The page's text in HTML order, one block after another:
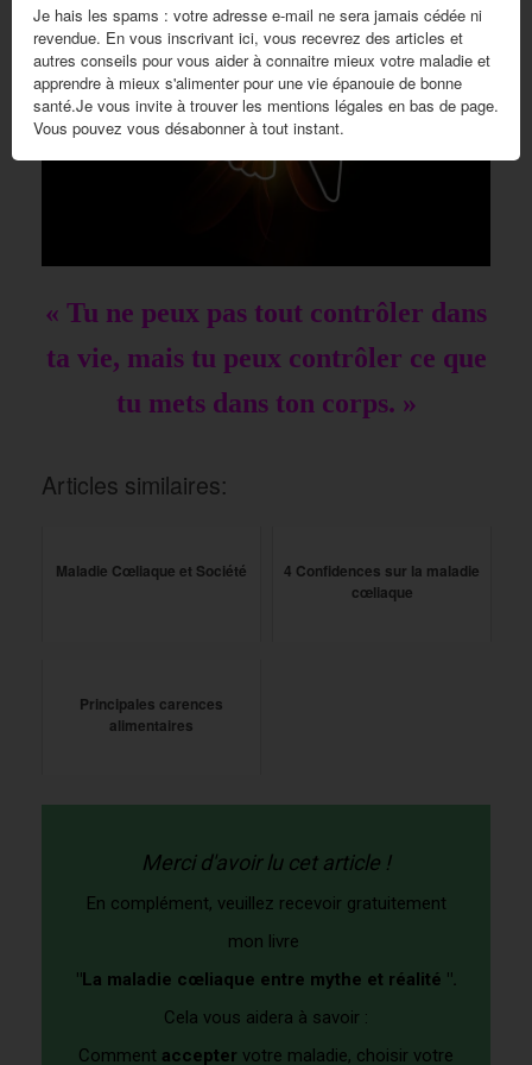
« Tu ne peux pas tout contrôler dans
ta vie, mais tu peux contrôler ce que
tu mets dans ton corps. »
Articles similaires:
Maladie Cœliaque et Société
4 Confidences sur la maladie
cœliaque
Principales carences
alimentaires
Merci d'avoir lu cet article !
En complément, veuillez recevoir gratuitement
mon livre
"La maladie cœliaque entre mythe et réalité ".
Cela vous aidera à savoir :
Comment accepter votre maladie, choisir votre
Je hais les spams : votre adresse e-mail ne sera jamais cédée ni
revendue. En vous inscrivant ici, vous recevrez des articles et
autres conseils pour vous aider à connaitre mieux votre maladie et
apprendre à mieux s'alimenter pour une vie épanouie de bonne
santé.Je vous invite à trouver les mentions légales en bas de page.
Vous pouvez vous désabonner à tout instant.